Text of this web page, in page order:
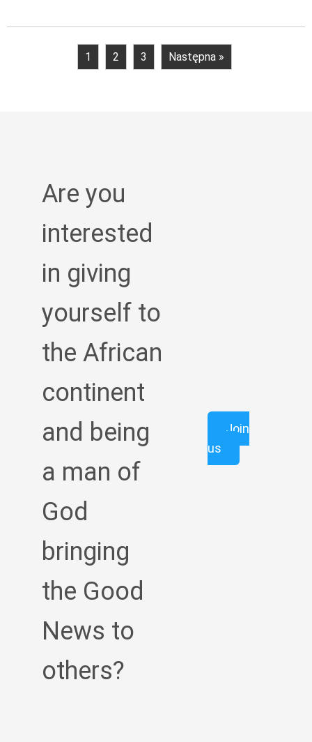
1 2 3 Następna »
Are you
interested
in giving
yourself to
the African
continent
and being
a man of
God
bringing
the Good
News to
others?
Join
us